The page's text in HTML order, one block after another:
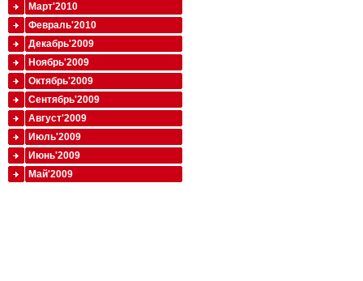
Март'2010
Февраль'2010
Декабрь'2009
Ноябрь'2009
Октябрь'2009
Сентябрь'2009
Август'2009
Июль'2009
Июнь'2009
Май'2009